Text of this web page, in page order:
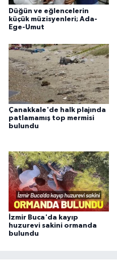
Düğün ve eğlencelerin
küçük müzisyenleri; Ada-
Ege-Umut
Çanakkale'de halk plajında
patlamamış top mermisi
bulundu
İzmir Buca'da kayıp
huzurevi sakini ormanda
bulundu